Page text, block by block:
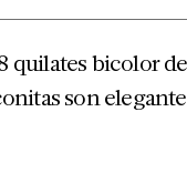
quilates bicolor
son